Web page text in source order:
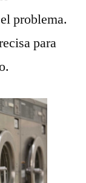
problema.
para